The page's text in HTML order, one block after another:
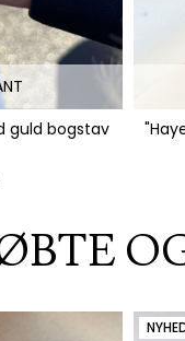
guld bogstav